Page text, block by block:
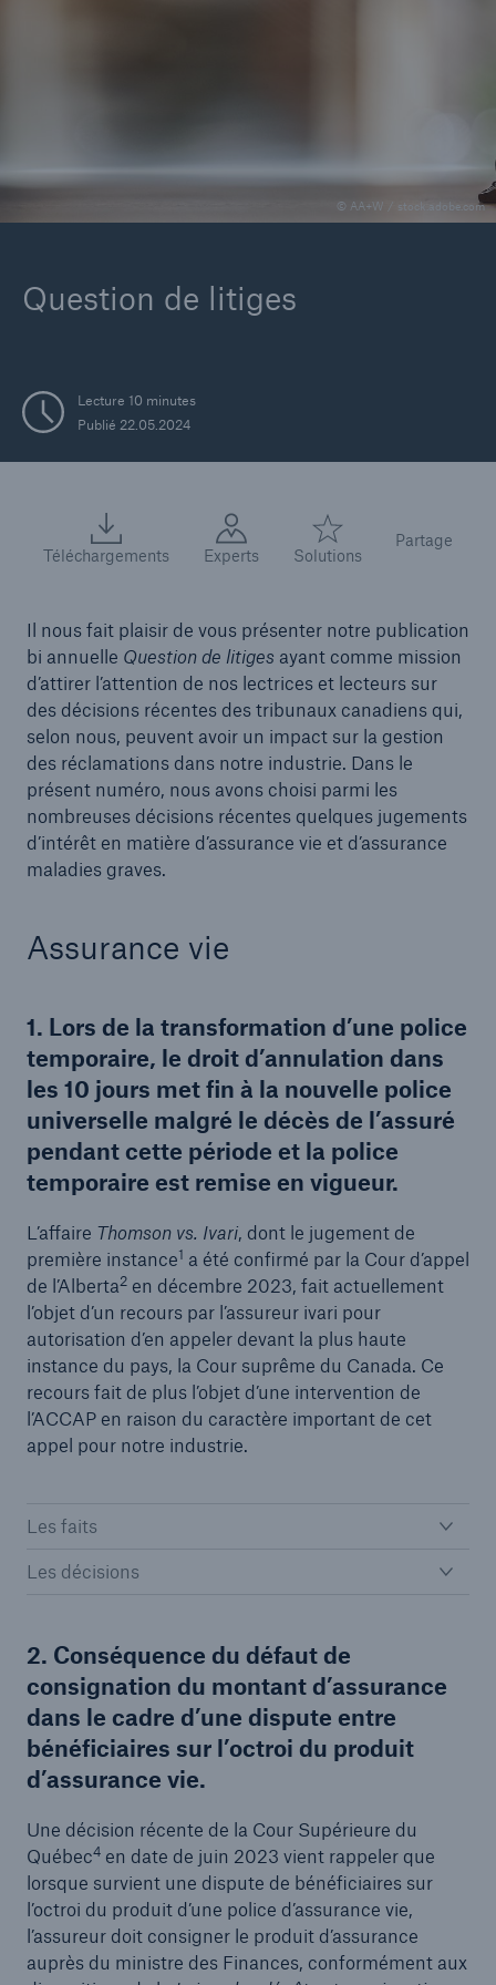
Question de litiges
Lecture 10 minutes
Publié 22.05.2024
© AA+W / stock.adobe.com
Téléchargements Experts Solutions
Partage
Il nous fait plaisir de vous présenter notre publication
bi annuelle Question de litiges ayant comme mission
d’attirer l’attention de nos lectrices et lecteurs sur
des décisions récentes des tribunaux canadiens qui,
selon nous, peuvent avoir un impact sur la gestion
des réclamations dans notre industrie. Dans le
présent numéro, nous avons choisi parmi les
nombreuses décisions récentes quelques jugements
d’intérêt en matière d’assurance vie et d’assurance
maladies graves.
Assurance vie
1. Lors de la transformation d’une police
temporaire, le droit d’annulation dans
les 10 jours met fin à la nouvelle police
universelle malgré le décès de l’assuré
pendant cette période et la police
temporaire est remise en vigueur.
L’affaire Thomson vs. Ivari, dont le jugement de
première instance1 a été confirmé par la Cour d’appel
de l’Alberta2en décembre 2023, fait actuellement
l’objet d’un recours par l’assureur ivari pour
autorisation d’en appeler devant la plus haute
instance du pays, la Cour suprême du Canada. Ce
recours fait de plus l’objet d’une intervention de
l’ACCAP en raison du caractère important de cet
appel pour notre industrie.
Les faits
Les décisions
2. Conséquence du défaut de
consignation du montant d’assurance
dans le cadre d’une dispute entre
bénéficiaires sur l’octroi du produit
d’assurance vie.
Une décision récente de la Cour Supérieure du
Québec4en date de juin 2023 vient rappeler que
lorsque survient une dispute de bénéficiaires sur
l’octroi du produit d’une police d’assurance vie,
l’assureur doit consigner le produit d’assurance
auprès du ministre des Finances, conformément aux